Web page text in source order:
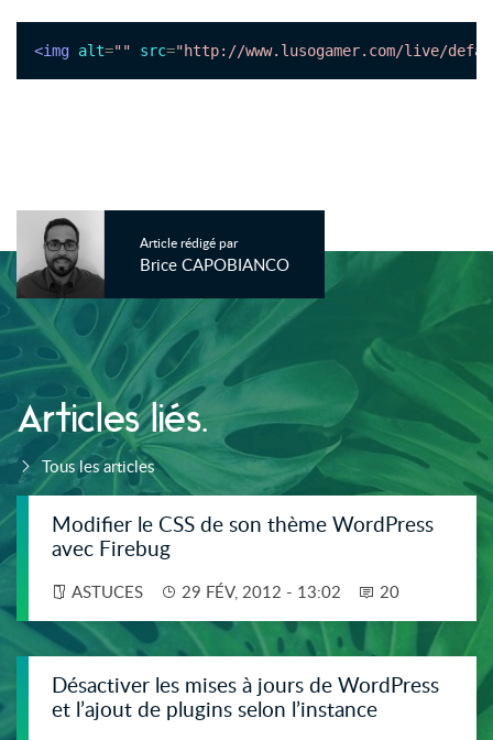
<img alt="" src="http://www.lusogamer.com/live/
Article rédigé par
Brice CAPOBIANCO
Articles liés.
Tous les articles
Modifier le CSS de son thème WordPress
avec Firebug
ASTUCES 29 FÉV, 2012 - 13:02 20
Désactiver les mises à jours de WordPress
et l’ajout de plugins selon l’instance